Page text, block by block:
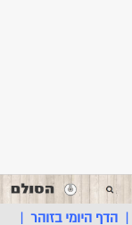
|הדף היומי בזוהר |